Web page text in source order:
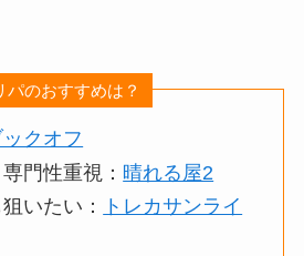
のおすすめは？
クオフ
門性重視： 晴れる屋2
いたい：
トレカサンライ